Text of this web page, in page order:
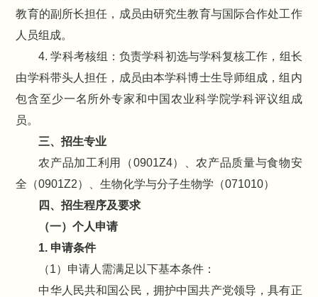
教育的副所长担任，成员由研究生教育与国际合作处工作
人员组成。
4. 学科考核组：负责学科初选与学科复核工作，组长
由学科带头人担任，成员由本学科博士生导师组成，组内
包含至少一名所外专家和中国农业科学院学科评议组成
员。
三、招生专业
农产品加工利用（0901Z4）、农产品质量与食物安
全（0901Z2）、生物化学与分子生物学（071010）
四、招生程序及要求
（一）个人申请
1. 申请条件
（1）申请人需满足以下基本条件：
中华人民共和国公民，拥护中国共产党领导，具有正